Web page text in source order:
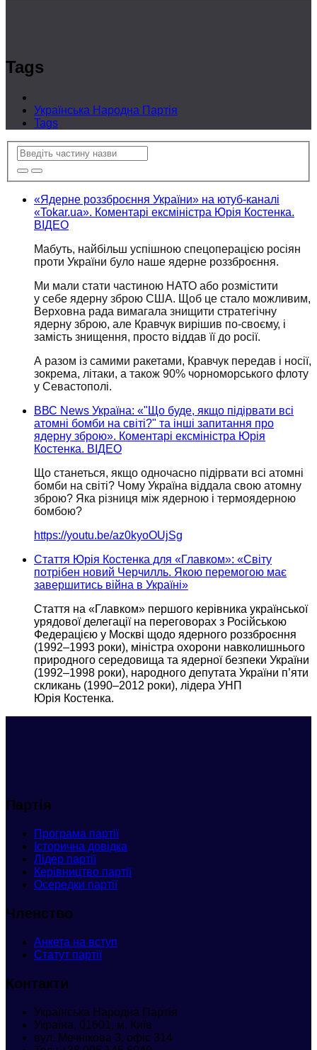
Tags
Українська Народна Партія
Tags
«Ядерне роззброєння України» на ютуб-каналі
«Tokar.ua». Коментарі ексміністра Юрія Костенка.
ВІДЕО
Мабуть, найбільш успішною спецоперацією росіян
проти України було наше ядерне роззброєння.
Ми мали стати частиною НАТО або розмістити
у себе ядерну зброю США. Щоб це стало можливим,
Верховна рада вимагала знищити стратегічну
ядерну зброю, але Кравчук вирішив по-своєму, і
замість знищення, просто віддав їїдо росії.
А разом із самими ракетами, Кравчук передав і носії,
зокрема, літаки, а також 90% чорноморського флоту
у Севастополі.
ВВС News Україна: «"Що буде, якщо підірвати всі
атомні бомби на світі?" та інші запитання про
ядерну зброю». Коментарі ексміністра Юрія
Костенка. ВІДЕО
Що станеться, якщо одночасно підірвати всі атомні
бомби на світі? Чому Україна віддала свою атомну
зброю? Яка різниця між ядерною і термоядерною
бомбою?
https://youtu.be/az0kyoOUjSg
Стаття Юрія Костенка для «Главком»: «Світу
потрібен новий Черчилль. Якою перемогою має
завершитись війна в Україні»
Стаття на «Главком» першого керівника української
урядової делегації на переговорах з Російською
Федерацією у Москві щодо ядерного роззброєння
(1992–1993 роки), міністра охорони навколишнього
природного середовища та ядерної безпеки України
(1992–1998 роки), народного депутата України п’яти
скликань (1990–2012 роки), лідера УНП
Юрія Костенка.
Партія
Програма партії
Історична довідка
Лідер партії
Керівництво партії
Осередки партії
Членство
Анкета на вступ
Статут партії
Контакти
Українська Народна Партія
Україна, 01601, м. Київ
вул. Мечнікова 3, офіс 314